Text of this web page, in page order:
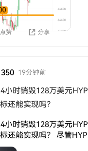
无法重新站回该区域，
64500支撑也依旧有效，
64500区间走盘整了，
，目标1900→1870
点赞 分享
19分钟前
小时销毁128万美元
还能实现吗？
小时销毁128万美元
管HYPE价格连续两天出现
的通缩机制仍在持续发挥